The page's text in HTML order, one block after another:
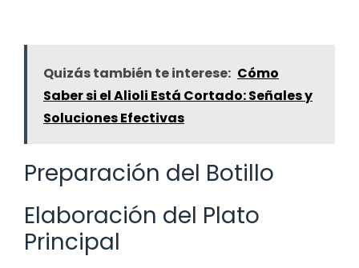
Quizás también te interese: Cómo
Saber si el Alioli Está Cortado: Señales y
Soluciones Efectivas
Preparación del Botillo
Elaboración del Plato
Principal